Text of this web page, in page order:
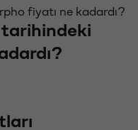
fiyatı ne kadardı?
tarihindeki